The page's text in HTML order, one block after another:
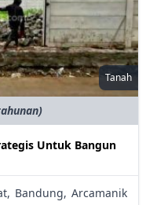
Tanah
Untuk Bangun
Bandung, Arcamanik